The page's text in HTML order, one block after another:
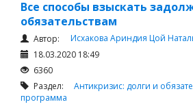
Все способы взыскать
обязательствам
Автор: Исхакова Ариндия Цой
18.03.2020 18:49
6360
Раздел: Антикризис: долги и
программа